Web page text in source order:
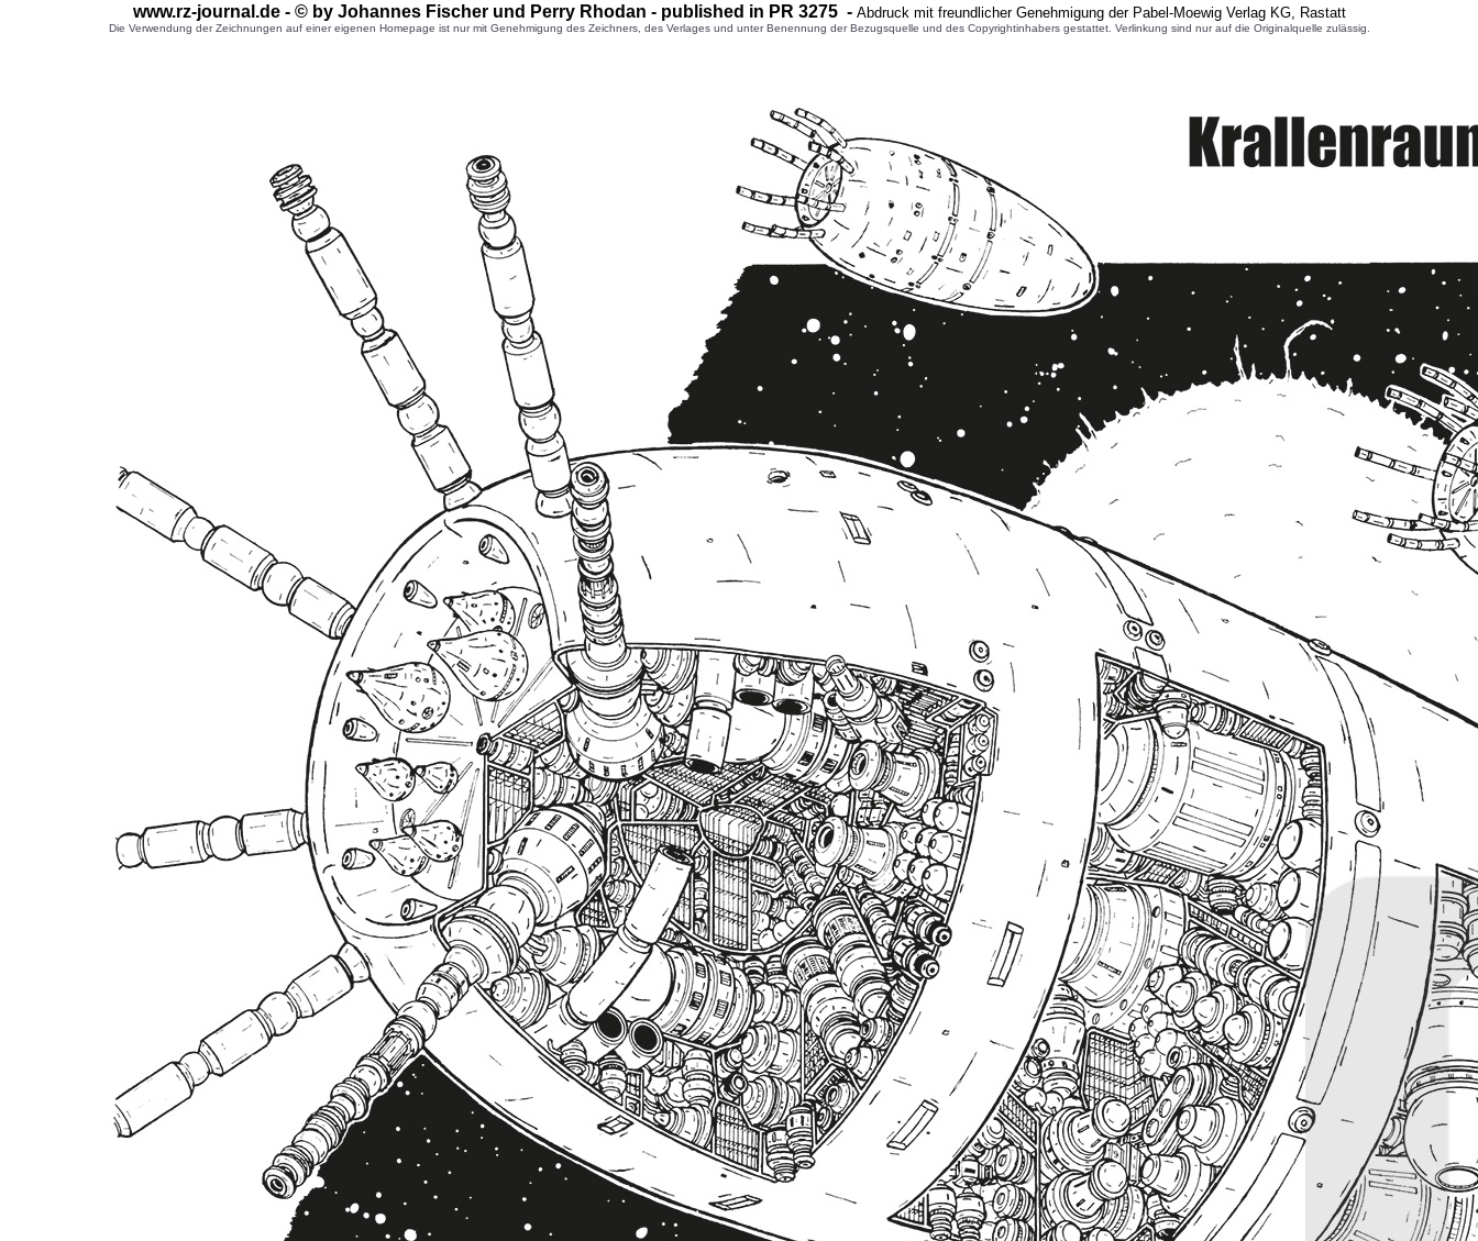
www.rz-journal.de - © by Johannes Fischer und Perry Rhodan - published in PR 3275 - Abdruck mit freundlicher Genehmigung der Pabel-Moewig Verlag KG, Rastatt
Die Verwendung der Zeichnungen auf einer eigenen Homepage ist nur mit Genehmigung des Zeichners, des Verlages und unter Benennung der Bezugsquelle und des Copyrightinhabers gestattet. Verlinkung sind nur auf die Originalquelle zulässig.